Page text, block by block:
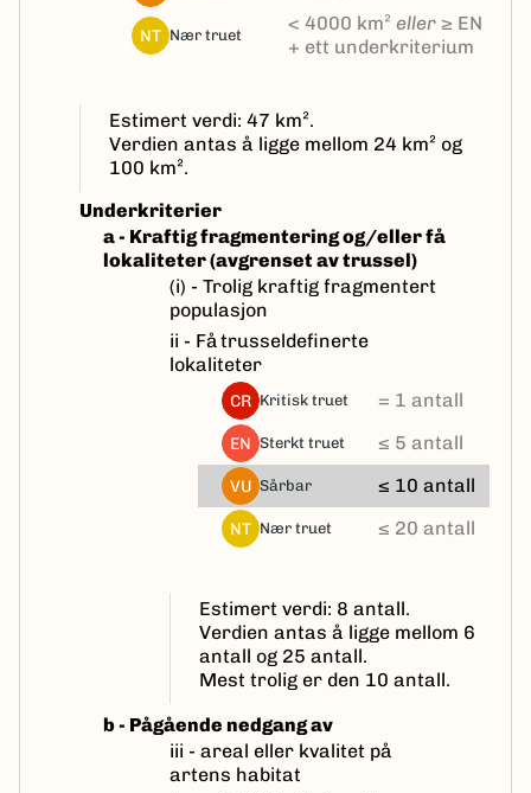
NT nær truet
< 4000 km² eller ≥ EN
+ ett underkriterium
Estimert verdi: 47 km².
Verdien antas å ligge mellom 24 km² og
100 km².
Underkriterier
a - Kraftig fragmentering og/eller få
lokaliteter (avgrenset av trussel)
(i) - Trolig kraftig fragmentert
populasjon
ii - Få trusseldefinerte
lokaliteter
CR kritisk truet = 1 antall
EN sterkt truet ≤ 5 antall
VU sårbar ≤ 10 antall
NT nær truet ≤ 20 antall
Estimert verdi: 8 antall.
Verdien antas å ligge mellom 6
antall og 25 antall.
Mest trolig er den 10 antall.
b - Pågående nedgang av
iii - areal eller kvalitet på
artens habitat